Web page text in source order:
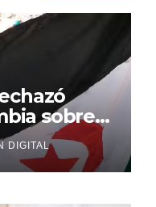
sobre
DIGITAL